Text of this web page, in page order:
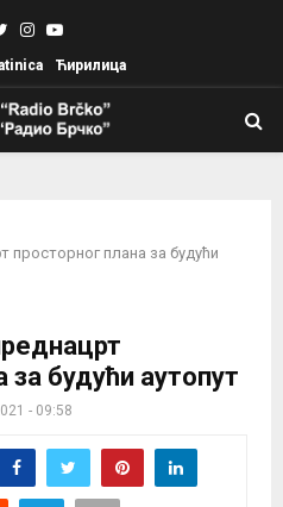
TwitterInstagram
Youtube
Ћирилица
плана за будући
за будући аутопут
- 09:58